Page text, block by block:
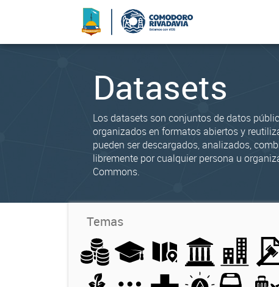
Datasets
Los datasets son conjuntos de datos
organizados en formatos abiertos y
pueden ser descargados, analizados,
libremente por cualquier persona u
Commons.
Temas